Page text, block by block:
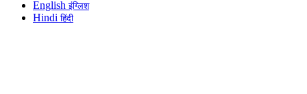
Englishइंग्लिश
Hindiहिंदी